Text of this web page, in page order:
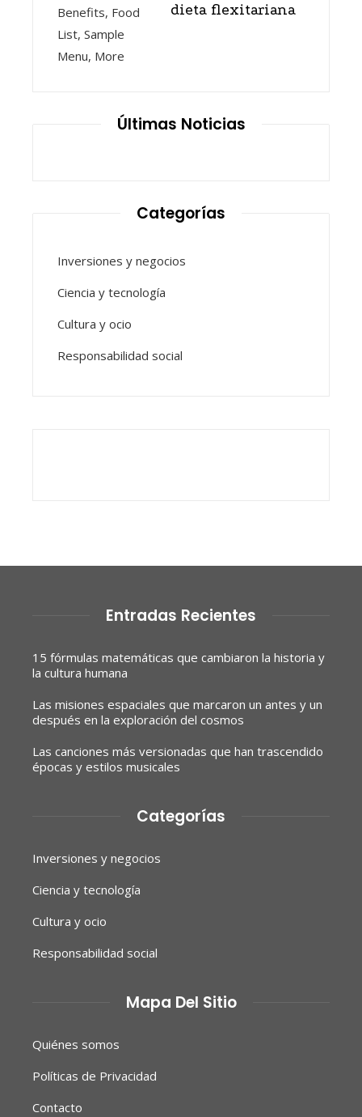
dieta flexitariana
Últimas Noticias
Categorías
Inversiones y negocios
Ciencia y tecnología
Cultura y ocio
Responsabilidad social
Entradas Recientes
15 fórmulas matemáticas que cambiaron la historia y
la cultura humana
Las misiones espaciales que marcaron un antes y un
después en la exploración del cosmos
Las canciones más versionadas que han trascendido
épocas y estilos musicales
Categorías
Inversiones y negocios
Ciencia y tecnología
Cultura y ocio
Responsabilidad social
Mapa Del Sitio
Quiénes somos
Políticas de Privacidad
Contacto